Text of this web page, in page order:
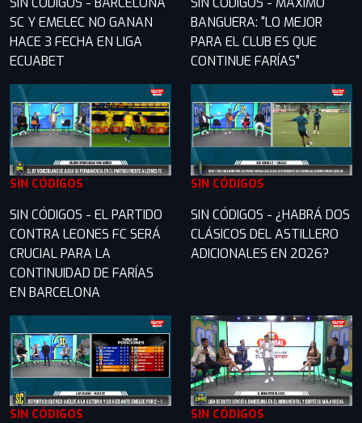
SC Y EMELEC NO GANAN
HACE 3 FECHA EN LIGA
ECUABET
BANGUERA: "LO MEJOR
PARA EL CLUB ES QUE
CONTINUE FARÍAS"
SIN CÓDIGOS
SIN CÓDIGOS - EL PARTIDO
CONTRA LEONES FC SERÁ
CRUCIAL PARA LA
CONTINUIDAD DE FARÍAS
EN BARCELONA
SIN CÓDIGOS
SIN CÓDIGOS - ¿HABRÁ DOS
CLÁSICOS DEL ASTILLERO
ADICIONALES EN 2026?
SIN CÓDIGOS SIN CÓDIGOS